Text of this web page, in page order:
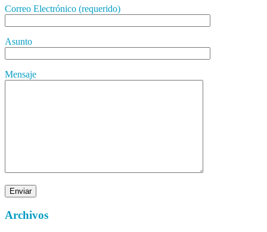
Correo Electrónico (requerido)
Asunto
Mensaje
Archivos